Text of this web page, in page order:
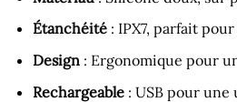
Étanchéité : IPX7, parfait
Design : Ergonomique pour
Rechargeable : USB pour